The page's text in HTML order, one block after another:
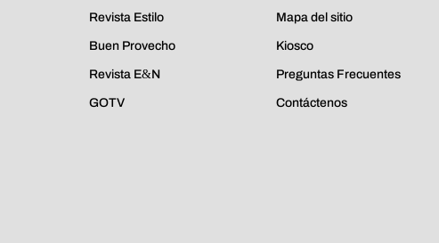
Revista Estilo
Buen Provecho
Revista E&N
GOTV
Mapa del sitio
Kiosco
Preguntas Frecuentes
Contáctenos